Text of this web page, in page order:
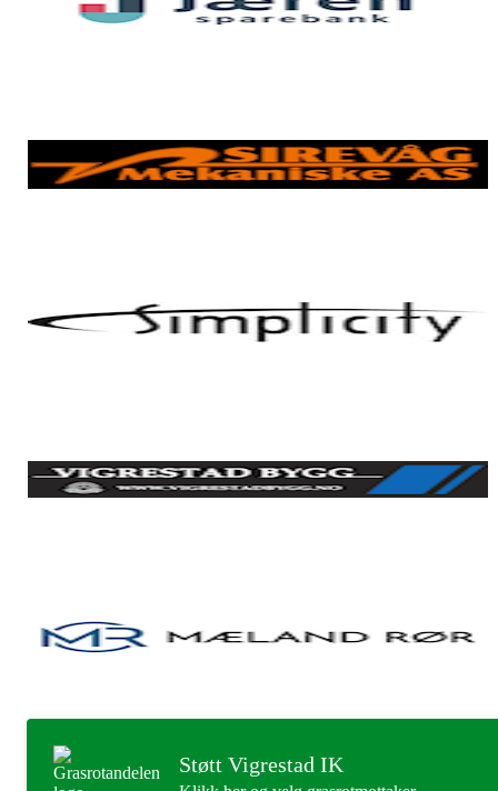
Støtt Vigrestad IK